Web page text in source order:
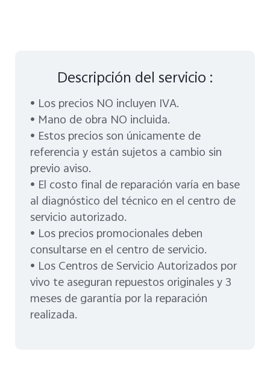
Descripción del servicio :
• Los precios NO incluyen IVA.
• Mano de obra NO incluida.
• Estos precios son únicamente de
referencia y están sujetos a cambio sin
previo aviso.
• El costo final de reparación varía en base
al diagnóstico del técnico en el centro de
servicio autorizado.
• Los precios promocionales deben
consultarse en el centro de servicio.
• Los Centros de Servicio Autorizados por
vivo te aseguran repuestos originales y 3
meses de garantía por la reparación
realizada.